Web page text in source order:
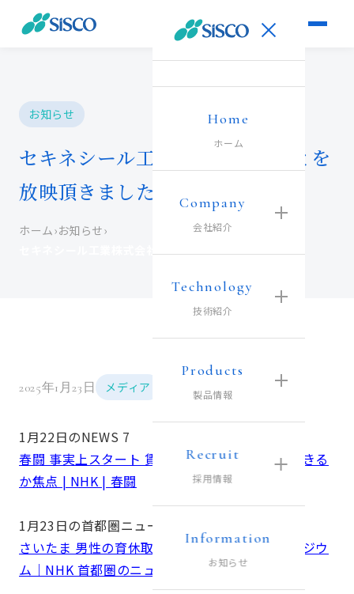
Home
ホーム
Company
会社紹介
Technology
技術紹介
Products
製品情報
Recruit
採用情報
Information
お知らせ
お知らせ
セキネシール工業株式会社のことを
放映頂きました
ホーム›お知らせ›
セキネシール工業株式会社のことを放映頂きました
2025年1月23日 メディア
1月22日のNEWS 7
春闘 事実上スタート 賃上げを中小企業に波及できる
か焦点 | NHK | 春闘
1月23日の首都圏ニュース845
さいたま 男性の育休取得推進を 企業向けシンポジウ
ム｜NHK 首都圏のニュース